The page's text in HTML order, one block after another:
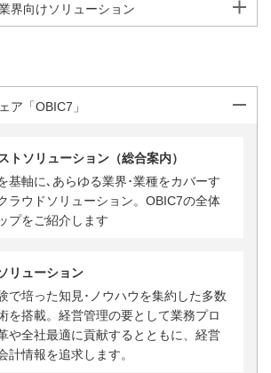
界向けソリューション
ア「OBIC7」
トソリューション（総合案内）
基軸に､あらゆる業界･業種をカバーす
ラウドソリューション。OBIC7の全体
プをご紹介します
リューション
で培った知見･ノウハウを集約した多数
を搭載。経営管理の要として業務プロ
や全社最適に貢献するとともに、経営
計情報を追求します。